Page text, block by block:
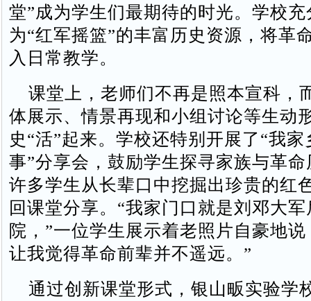
堂”成为学生们最期待的时光。学校
为“红军摇篮”的丰富历史资源，将革
入日常教学。
课堂上，老师们不再是照本宣科，
体展示、情景再现和小组讨论等生动
史“活”起来。学校还特别开展了“我
事”分享会，鼓励学生探寻家族与革
许多学生从长辈口中挖掘出珍贵的红
回课堂分享。“我家门口就是刘邓大
院，”一位学生展示着老照片自豪地
让我觉得革命前辈并不遥远。”
通过创新课堂形式，银山畈实验学